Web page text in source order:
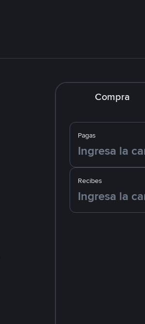
Compra
Pagas
Recibes